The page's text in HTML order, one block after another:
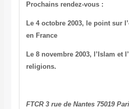
Prochains rendez-vous :
Le 4 octobre 2003, le point sur
en France
Le 8 novembre 2003, l’Islam et
religions.
FTCR 3 rue de Nantes 75019